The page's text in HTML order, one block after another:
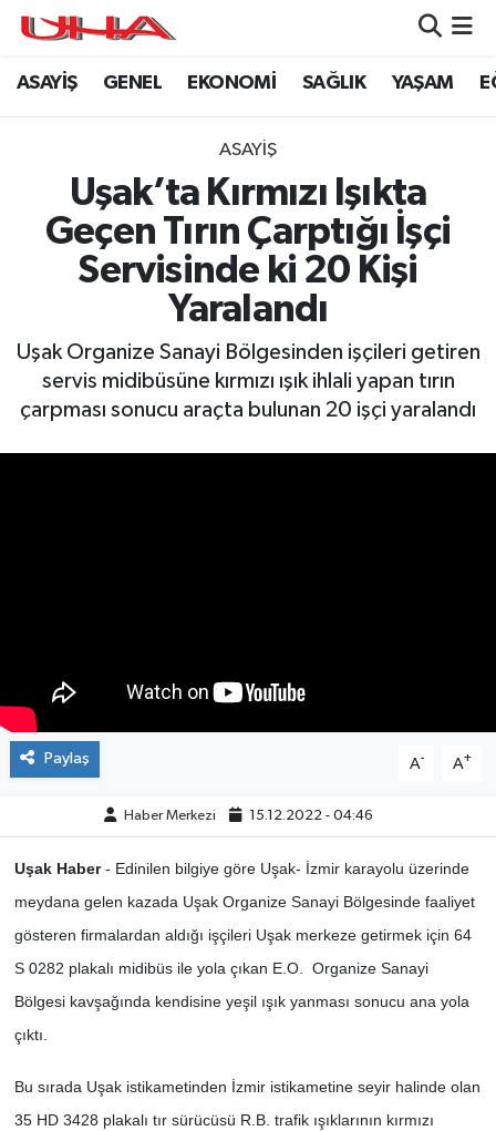
ASAYİŞ GENEL EKONOMİ SAĞLIK YAŞAM
ASAYİŞ
Uşak’ta Kırmızı Işıkta
Geçen Tırın Çarptığı İşçi
Servisinde ki 20 Kişi
Yaralandı
Uşak Organize Sanayi Bölgesinden işçileri getiren
servis midibüsüne kırmızı ışık ihlali yapan tırın
çarpması sonucu araçta bulunan 20 işçi yaralandı
Paylaş A- A+
Haber Merkezi 15.12.2022 - 04:46
Uşak Haber- Edinilen bilgiye göre Uşak- İzmir karayolu üzerinde
meydana gelen kazada Uşak Organize Sanayi Bölgesinde faaliyet
gösteren firmalardan aldığı işçileri Uşak merkeze getirmek için 64
S 0282 plakalı midibüs ile yola çıkan E.O. Organize Sanayi
Bölgesi kavşağında kendisine yeşil ışık yanması sonucu ana yola
çıktı.
Bu sırada Uşak istikametinden İzmir istikametine seyir halinde olan
35 HD 3428 plakalı tır sürücüsü R.B. trafik ışıklarının kırmızı
ASAYİŞ
GENEL
YAŞAM
LEZETLERİMİZ
EKONOMİ
BİLİM VE TEKNOLOJİ
KAMPANYALAR
KÜLTÜR-SANAT
Magazin
ÖZEL HABER
SPOR
Nöbetçi Eczaneler
Namaz Vakitleri
Trafik Durumu
Puan Durumu ve Fikstür
Tüm Manşetler
Son Dakika Haberleri